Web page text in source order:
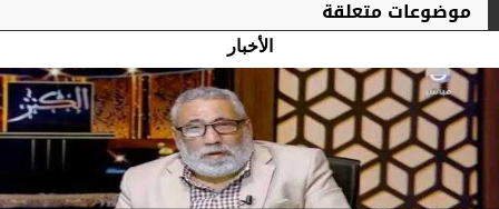
موضوعات متعلقة
الأخبار